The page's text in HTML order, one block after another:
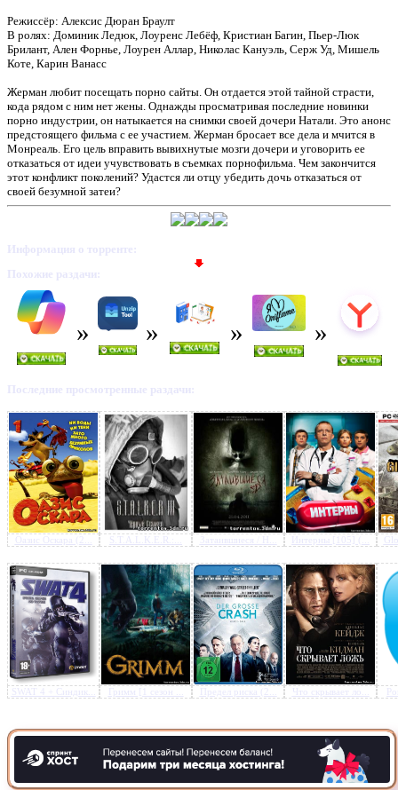
Предлагаем скачать
дочь, мой ангел - Моя
заложница (2007) DVDRip |
Лицензия»
Режиссёр: Алексис Дюран Браулт
В ролях: Доминик Ледюк, Лоуренс Лебёф, Кристиан Багин, Пьер-Люк
Брилант, Ален Форнье, Лоурен Аллар, Николас Кануэль, Серж Уд, Мишель
Коте, Карин Ванасс
Жерман любит посещать порно сайты. Он отдается этой тайной страсти,
кода рядом с ним нет жены. Однажды просматривая последние новинки
порно индустрии, он натыкается на снимки своей дочери Натали. Это анонс
предстоящего фильма с ее участием. Жерман бросает все дела и мчится в
Монреаль. Его цель вправить вывихнутые мозги дочери и уговорить ее
отказаться от идеи учувствовать в съемках порнофильма. Чем закончится
этот конфликт поколений? Удастся ли отцу убедить дочь отказаться от
своей безумной затеи?
Информация о торренте:
Похожие раздачи:
Последние просмотренные раздачи:
Оазис Оскара (2... S.T.A.L.K.E.R.:... Затаившиеся / H... Интерны [105] (...
SWAT 4 + Синдик... Гримм [1 сезон ... Предел риска (2... Что скрывает ло...